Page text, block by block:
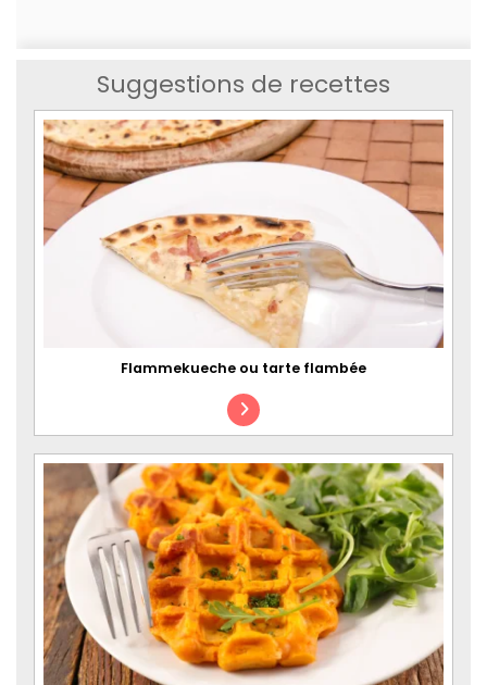
Suggestions de recettes
Flammekueche ou tarte flambée